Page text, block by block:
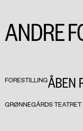
ANDRE
FORESTILLINGÅBEN
GRØNNEGÅRDS TEATRET